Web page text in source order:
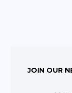
JOIN OUR